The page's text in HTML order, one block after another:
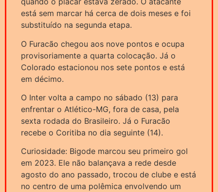
está sem marcar há cerca de dois meses e foi
substituído na segunda etapa.
O Furacão chegou aos nove pontos e ocupa
provisoriamente a quarta colocação. Já o
Colorado estacionou nos sete pontos e está
em décimo.
O Inter volta a campo no sábado (13) para
enfrentar o Atlético-MG, fora de casa, pela
sexta rodada do Brasileiro. Já o Furacão
recebe o Coritiba no dia seguinte (14).
Curiosidade: Bigode marcou seu primeiro gol
em 2023. Ele não balançava a rede desde
agosto do ano passado, trocou de clube e está
no centro de uma polêmica envolvendo um